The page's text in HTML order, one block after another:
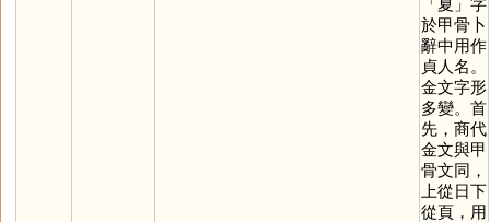
於甲骨卜
辭中用作
貞人名。
金文字形
多變。首
先，商代
金文與甲
骨文同，
上從日下
從頁，用